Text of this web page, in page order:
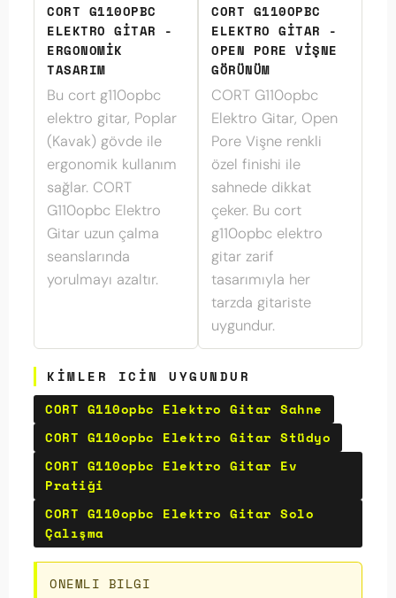
CORT G110OPBC
ELEKTRO GITAR -
ERGONOMIK
TASARIM
Bu cort g110opbc
elektro gitar, Poplar
(Kavak) gövde ile
ergonomik kullanım
sağlar. CORT
G110opbc Elektro
Gitar uzun çalma
seanslarında
yorulmayı azaltır.
CORT G110OPBC
ELEKTRO GITAR -
OPEN PORE VIŞNE
GÖRÜNÜM
CORT G110opbc
Elektro Gitar, Open
Pore Vişne renkli
özel finishi ile
sahnede dikkat
çeker. Bu cort
g110opbc elektro
gitar zarif
tasarımıyla her
tarzda gitariste
uygundur.
KIMLER ICIN UYGUNDUR
CORT G110opbc Elektro Gitar Sahne
CORT G110opbc Elektro Gitar Stüdyo
CORT G110opbc Elektro Gitar Ev
Pratiği
CORT G110opbc Elektro Gitar Solo
Çalışma
ONEMLI BILGI